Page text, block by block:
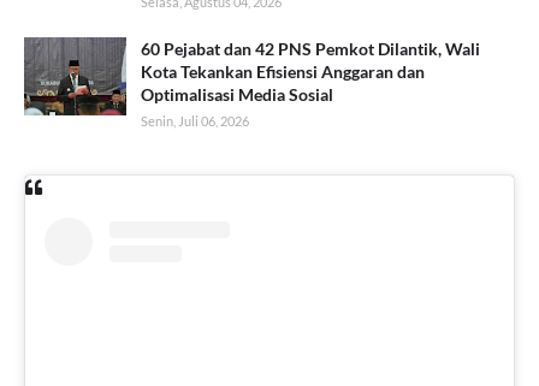
60 Pejabat dan 42 PNS Pemkot Dilantik, Wali
Kota Tekankan Efisiensi Anggaran dan
Optimalisasi Media Sosial
Senin, Juli 06, 2026